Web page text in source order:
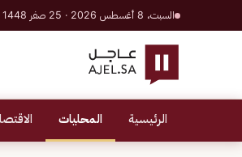
السبت، 8 أغسطس 2026 · 25 صفر 1448 هـ
الرئيسية المحليات